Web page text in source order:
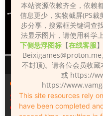
场景（Scenes）
汉化版Fall_Of_Dynasty_Silh
ouette_Play_Bug_Fixed_2&
本站资源依赖齐全，依赖
信息更少，实物截屏(PS
步分享，搜索框关键词查
法显示图片，请使用科学
下侧悬浮图标 【在线客服
Beixigames@proton.me
不封顶)。请各位会员收
或 https://
https://
This site resources rely
have been completed